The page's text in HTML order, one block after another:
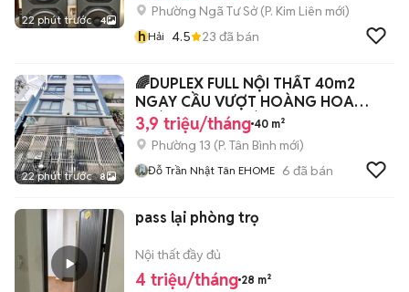
22 phút trước 4
Phường Ngã Tư Sở(P. Kim Liên mới)
hHải 4.5 23 đã bán
22 phút trước 8
🌈DUPLEX FULL NỘI THẤT 40m2
NGAY CẦU VƯỢT HOÀNG HOA
THÁM CỘNG HOÀ
3,9 triệu/tháng 40 m²
Phường 13 (P. Tân Bình mới)
Đỗ Trần Nhật Tân EHOME 6 đã bán
pass lại phòng trọ
Nội thất đầy đủ
4 triệu/tháng 28 m²